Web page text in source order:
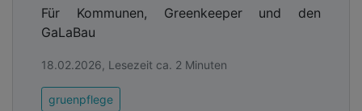
Für Kommunen, Greenkeeper und den
GaLaBau
18.02.2026, Lesezeit ca. 2 Minuten
gruenpflege